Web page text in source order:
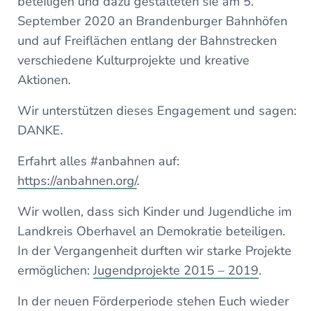
September 2020 an Brandenburger Bahnhöfen
und auf Freiflächen entlang der Bahnstrecken
verschiedene Kulturprojekte und kreative
Aktionen.
Wir unterstützen dieses Engagement und sagen:
DANKE.
Erfahrt alles #anbahnen auf:
https://anbahnen.org/.
Wir wollen, dass sich Kinder und Jugendliche im
Landkreis Oberhavel an Demokratie beteiligen.
In der Vergangenheit durften wir starke Projekte
ermöglichen: Jugendprojekte 2015 – 2019.
In der neuen Förderperiode stehen Euch wieder